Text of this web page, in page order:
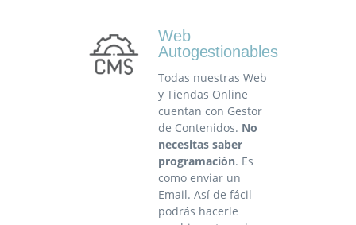
Web
Autogestionables
Todas nuestras Web
y Tiendas Online
cuentan con Gestor
de Contenidos. No
necesitas saber
programación. Es
como enviar un
Email. Así de fácil
podrás hacerle